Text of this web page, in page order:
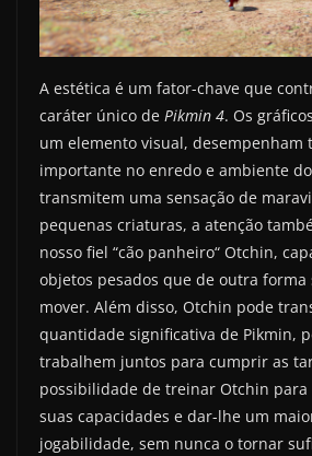
A estética é um fator-chave que
caráter único de Pikmin 4. Os
um elemento visual, desempenham
importante no enredo e ambiente
transmitem uma sensação de
pequenas criaturas, a atenção
nosso fiel “cão panheiro“ Otchin,
objetos pesados que de outra
mover. Além disso, Otchin pode
quantidade significativa de Pikmin,
trabalhem juntos para cumprir as
possibilidade de treinar Otchin para
suas capacidades e dar-lhe um
jogabilidade, sem nunca o tornar